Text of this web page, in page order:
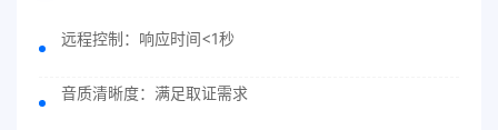
远程控制：响应时间<1秒
音质清晰度：满足取证需求